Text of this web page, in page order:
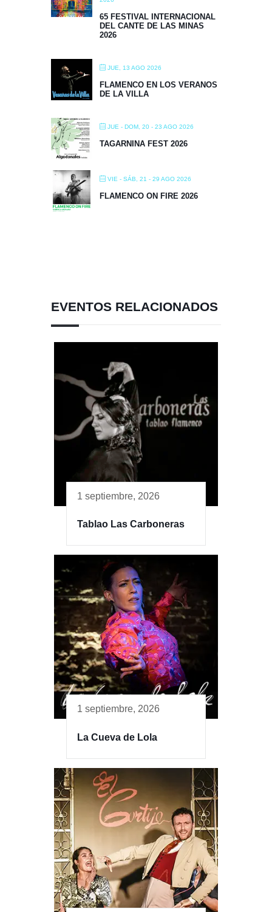
65 FESTIVAL INTERNACIONAL
DEL CANTE DE LAS MINAS
2026
JUE, 13 AGO 2026
FLAMENCO EN LOS VERANOS
DE LA VILLA
JUE - DOM, 20 - 23 AGO 2026
TAGARNINA FEST 2026
VIE - SÁB, 21 - 29 AGO 2026
FLAMENCO ON FIRE 2026
EVENTOS RELACIONADOS
1 septiembre, 2026
Tablao Las Carboneras
1 septiembre, 2026
La Cueva de Lola